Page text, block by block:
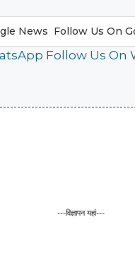
Follow Us On
Follow Us On
---विज्ञापन यहां---